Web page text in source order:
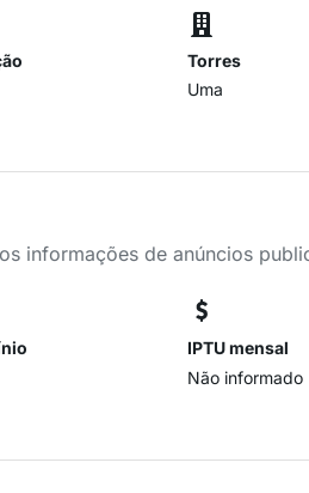
Torres
Uma
informações de anúncios
IPTU mensal
Não informado